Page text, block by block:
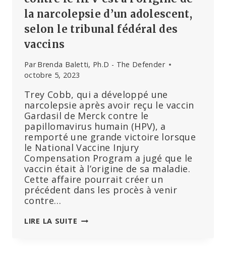
GARDASIL
ET
CAMPAGNES
DE
DANS
LES
ÉCOLES
la narcolepsie d’un adolescent,
selon le tribunal fédéral des
vaccins
Par Brenda Baletti, Ph.D - The Defender
octobre 5, 2023
Trey Cobb, qui a développé une
narcolepsie après avoir reçu le vaccin
Gardasil de Merck contre le
papillomavirus humain (HPV), a
remporté une grande victoire lorsque
le National Vaccine Injury
Compensation Program a jugé que le
vaccin était à l’origine de sa maladie.
Cette affaire pourrait créer un
précédent dans les procès à venir
contre…
LIRE LA SUITE LE